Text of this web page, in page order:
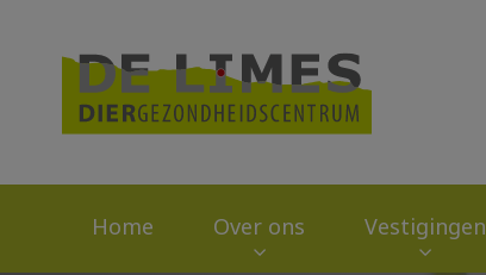
Home Over ons Vestigingen